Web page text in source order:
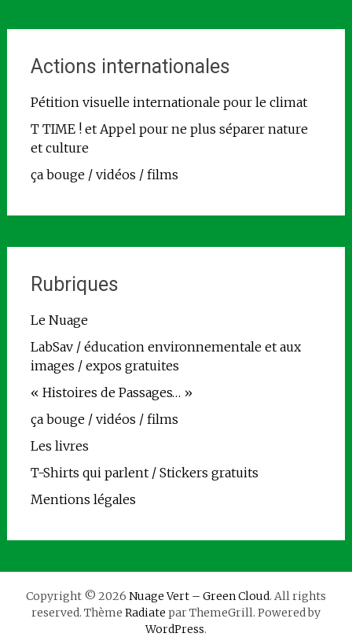
Actions internationales
Pétition visuelle internationale pour le climat
T TIME ! et Appel pour ne plus séparer nature
et culture
ça bouge / vidéos / films
Rubriques
Le Nuage
LabSav / éducation environnementale et aux
images / expos gratuites
« Histoires de Passages… »
ça bouge / vidéos / films
Les livres
T-Shirts qui parlent / Stickers gratuits
Mentions légales
Copyright © 2026 Nuage Vert – Green Cloud. All rights
reserved. Thème Radiate par ThemeGrill. Powered by
WordPress.